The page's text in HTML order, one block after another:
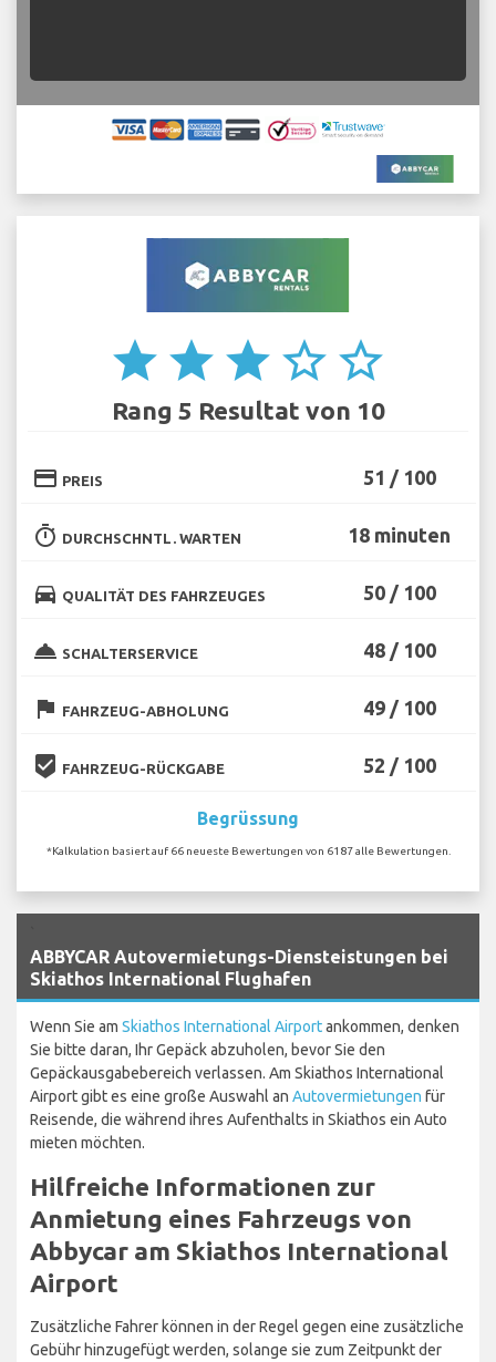
star star star star_border star_border
Rang 5 Resultat von 10
credit_card PREIS 51 / 100
timer DURCHSCHNTL. WARTEN 18 minuten
directions_car QUALITÄT DES FAHRZEUGES 50 / 100
room_service SCHALTERSERVICE 48 / 100
flag FAHRZEUG-ABHOLUNG 49 / 100
beenhere FAHRZEUG-RÜCKGABE 52 / 100
Begrüssung
*Kalkulation basiert auf 66 neueste Bewertungen von 6187 alle Bewertungen.
ABBYCAR Autovermietungs-Diensteistungen bei
Skiathos International Flughafen
Wenn Sie am Skiathos International Airportankommen, denken
Sie bitte daran, Ihr Gepäck abzuholen, bevor Sie den
Gepäckausgabebereich verlassen. Am Skiathos International
Airport gibt es eine große Auswahl an Autovermietungen für
Reisende, die während ihres Aufenthalts in Skiathos ein Auto
mieten möchten.
Hilfreiche Informationen zur
Anmietung eines Fahrzeugs von
Abbycar am Skiathos International
Airport
Zusätzliche Fahrer können in der Regel gegen eine zusätzliche
Gebühr hinzugefügt werden, solange sie zum Zeitpunkt der